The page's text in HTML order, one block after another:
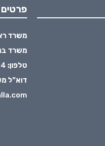
משרד
משרד
טלפון:
דוא"ל